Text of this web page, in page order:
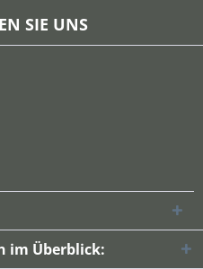
SIE UNS
im Überblick: